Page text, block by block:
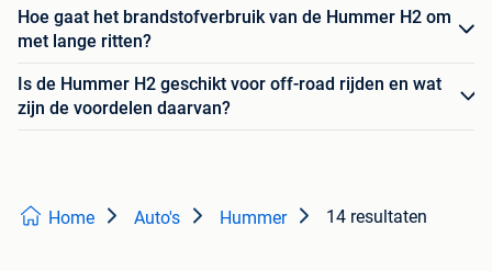
Hoe gaat het brandstofverbruik van de Hummer H2 om
met lange ritten?
Is de Hummer H2 geschikt voor off-road rijden en wat
zijn de voordelen daarvan?
Home Auto's Hummer 14 resultaten